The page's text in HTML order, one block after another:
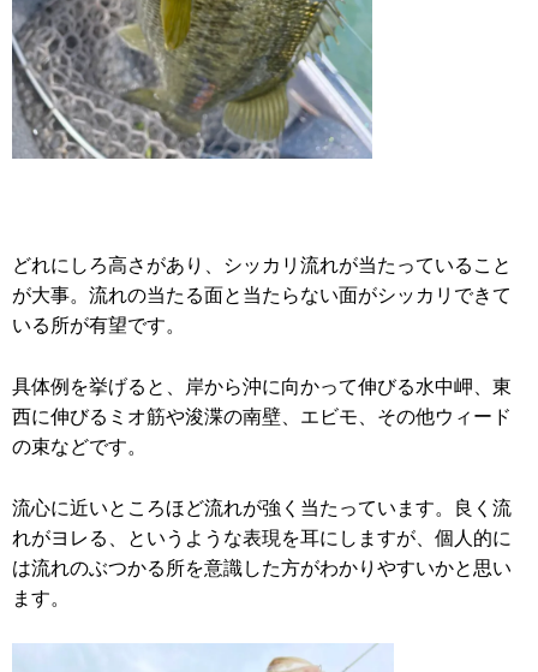
どれにしろ高さがあり、シッカリ流れが当たっていること
が大事。流れの当たる面と当たらない面がシッカリできて
いる所が有望です。
具体例を挙げると、岸から沖に向かって伸びる水中岬、東
西に伸びるミオ筋や浚渫の南壁、エビモ、その他ウィード
の束などです。
流心に近いところほど流れが強く当たっています。良く流
れがヨレる、というような表現を耳にしますが、個人的に
は流れのぶつかる所を意識した方がわかりやすいかと思い
ます。